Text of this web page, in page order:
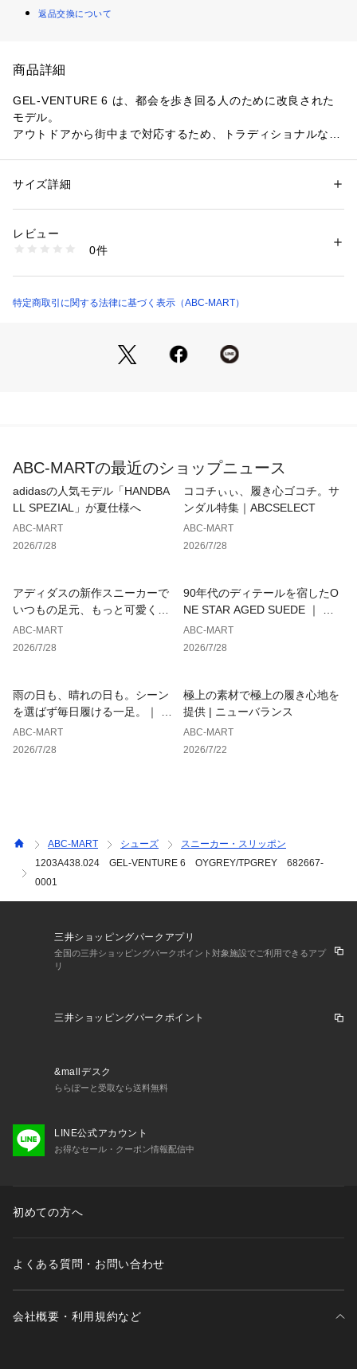
返品交換について
商品詳細
GEL-VENTURE 6 は、都会を歩き回る人のために改良された
モデル。
アウトドアから街中まで対応するため、トラディショナルな素
入れながら、日常シーンに対応するようモダンな素材にアップ
はトレイル専用のトラクションパターンを採用。
これらのパーツが一体となり、さまざまな路面で優れた衝撃緩
このシューズの作りは標準です。
性別：メンズ
素材：人工皮革（=合成皮革）・合成繊維・ゴム
洗濯：-
※詳しい洗濯方法については、商品の品質表示タグをご覧ください
6826670001 （ショップ）
サイズ詳細
レビュー
0件
特定商取引に関する法律に基づく表示（ABC-MART）
ABC-MARTの最近のショップニュース
adidasの人気モデル「HANDBA
LL SPEZIAL」が夏仕様へ
ABC-MART
2026/7/28
ココチぃぃ、履き心ゴコチ。サ
ンダル特集｜ABCSELECT
ABC-MART
2026/7/28
アディダスの新作スニーカーで
いつもの足元、もっと可愛くア
ップデート
ABC-MART
2026/7/28
90年代のディテールを宿したO
NE STAR AGED SUEDE ｜ コ
ンバース
ABC-MART
2026/7/28
雨の日も、晴れの日も。シーン
を選ばず毎日履ける一足。｜ ホ
ーキンス
ABC-MART
2026/7/28
極上の素材で極上の履き心地を
提供 | ニューバランス
ABC-MART
2026/7/22
ABC-MART シューズ
スニーカー・スリッポン
1203A438.024 GEL-VENTURE 6 OYGREY/TPGREY 682667-
0001
三井ショッピングパークアプリ
全国の三井ショッピングパークポイント対象施設でご利用できるアプ
リ
三井ショッピングパークポイント
&mallデスク
ららぽーと受取なら送料無料
LINE公式アカウント
お得なセール・クーポン情報配信中
初めての方へ
よくある質問・お問い合わせ
会社概要・利用規約など